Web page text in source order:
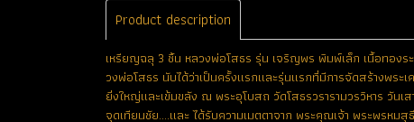
Product description
เหรียญฉลุ 3 ชิ้น หลวงพ่อโสธร รุ่น เจริญพร พิมพ์เล็ก เนื้อทอง
วงพ่อโสธร นับได้ว่าเป็นครั้งแรกและรุ่นแรกที่มีการจัดสร้างพร
ยิ่งใหญ่และเข้มขลัง ณ พระอุโบสถ วัดโสธรวรารามวรวิหาร วัน
จุดเทียนชัย....และ ได้รับความเมตตาจาก พระคุณเจ้า พระพรหม